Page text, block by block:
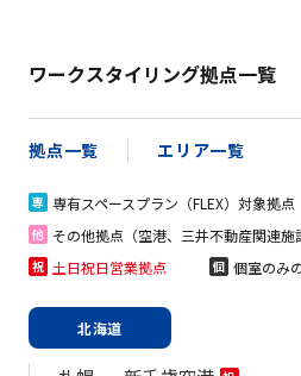
ワークスタイリング拠点一覧
拠点一覧 エリア一覧
専 専有スペースプラン（FLEX）対象拠点
他 その他拠点（空港、三井不動産関連施
祝 土日祝日営業拠点 個 個室のみ
北海道